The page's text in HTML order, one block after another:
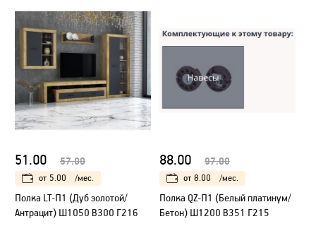
51.00 57.00
от 5.00 /мес.
Полка LT-П1 (Дуб золотой/
Антрацит) Ш1050 В300 Г216
88.00 97.00
от 8.00 /мес.
Полка QZ-П1 (Белый платинум/
Бетон) Ш1200 В351 Г215